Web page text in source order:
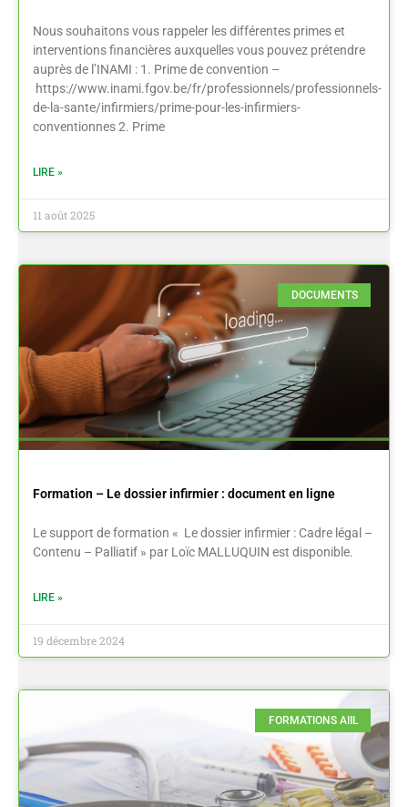
Nous souhaitons vous rappeler les différentes primes et
interventions financières auxquelles vous pouvez prétendre
auprès de l’INAMI : 1. Prime de convention –
https://www.inami.fgov.be/fr/professionnels/professionnels-
de-la-sante/infirmiers/prime-pour-les-infirmiers-
conventionnes 2. Prime
LIRE »
11 août 2025
DOCUMENTS
Formation – Le dossier infirmier : document en ligne
Le support de formation « Le dossier infirmier : Cadre légal –
Contenu – Palliatif » par Loïc MALLUQUIN est disponible.
LIRE »
19 décembre 2024
FORMATIONS AIIL